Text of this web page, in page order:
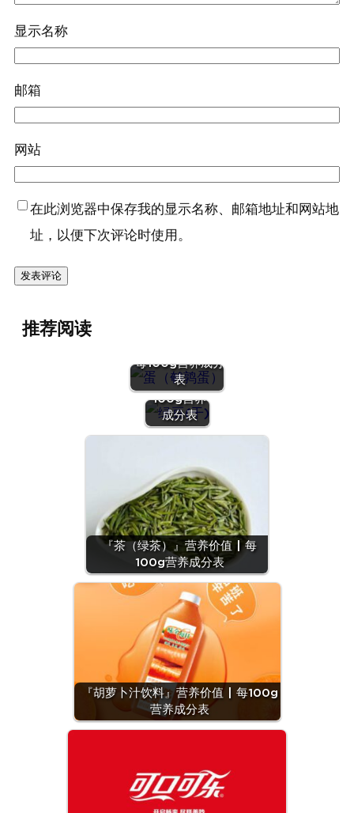
显示名称
邮箱
网站
在此浏览器中保存我的显示名称、邮箱地址和网站地
址，以便下次评论时使用。
推荐阅读
每100g营养成分
表
(干)』营养
价值 | 每
100g营养
成分表
『茶（绿茶）』营养价值 | 每
100g营养成分表
『胡萝卜汁饮料』营养价值 | 每100g
营养成分表